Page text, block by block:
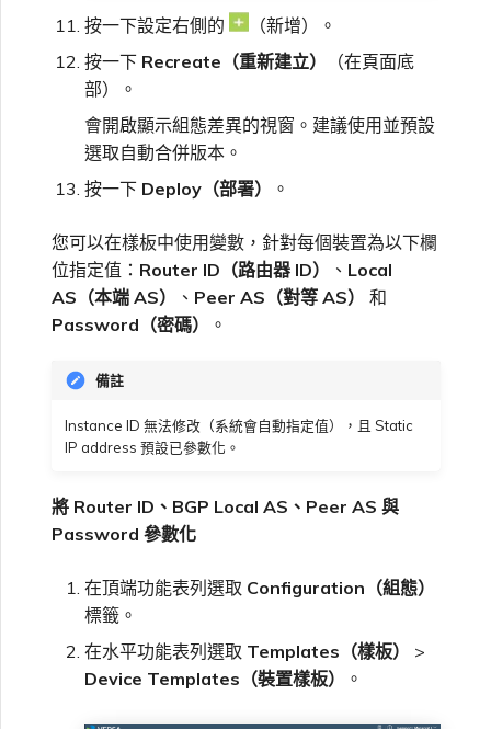
按一下設定右側的
（新增）。
按一下 Recreate（重新建立）
（在頁面底
部）。
會開啟顯示組態差異的視窗。建議使用並預設
選取自動合併版本。
按一下 Deploy（部署） 。
您可以在樣板中使用變數，針對每個裝置為以下欄
位指定值： Router ID（路由器 ID） 、 Local
AS（本端 AS）
、 Peer AS（對等 AS）
和
Password（密碼）
。
備註
Instance ID 無法修改（系統會自動指定值），且 Static
IP address 預設已參數化。
將 Router ID、BGP Local AS、Peer AS 與
Password 參數化
在頂端功能表列選取 Configuration（組態）
標籤。
在水平功能表列選取 Templates（樣板）
>
Device Templates（裝置樣板）
。